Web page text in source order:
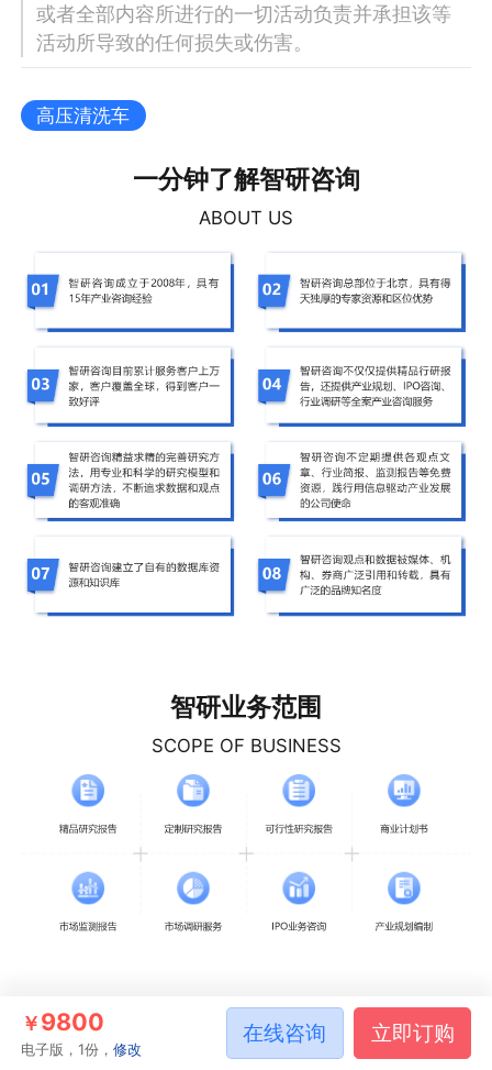
或者全部内容所进行的一切活动负责并承担该等
活动所导致的任何损失或伤害。
高压清洗车
一分钟了解智研咨询
ABOUT US
智研业务范围
SCOPE OF BUSINESS
相关推荐
￥9800
电子版，1份，修改
在线咨询 立即订购